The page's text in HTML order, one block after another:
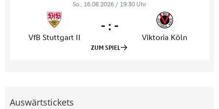
Auswärtstickets